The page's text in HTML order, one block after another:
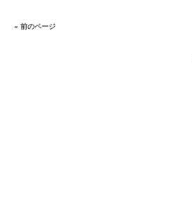
« 前のページ